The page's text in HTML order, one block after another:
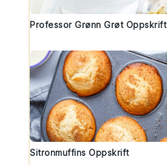
Professor Grønn Grøt Oppskrift
Sitronmuffins Oppskrift